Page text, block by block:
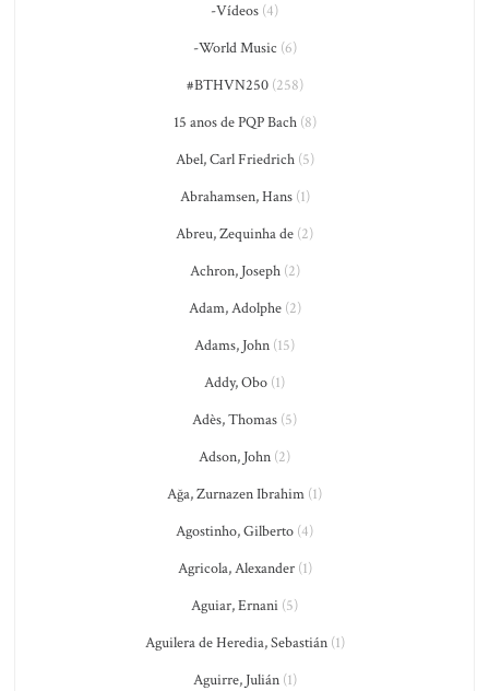
-Vídeos (4)
-World Music (6)
#BTHVN250(258)
15 anos de PQP Bach(8)
Abel, Carl Friedrich(5)
Abrahamsen, Hans(1)
Abreu, Zequinha de (2)
Achron, Joseph(2)
Adam, Adolphe(2)
Adams, John (15)
Addy, Obo (1)
Adès, Thomas (5)
Adson, John (2)
Ağa, Zurnazen Ibrahim (1)
Agostinho, Gilberto (4)
Agricola, Alexander(1)
Aguiar, Ernani (5)
Aguilera de Heredia, Sebastián(1)
Aguirre, Julián(1)